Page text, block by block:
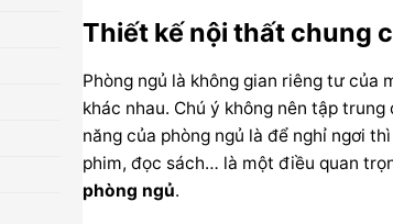
Thiết kế nội thất chung
Phòng ngủ là không gian riêng tư
khác nhau. Chú ý không nên tập
năng của phòng ngủ là để nghỉ ngơi
phim, đọc sách… là một điều quan
phòng ngủ.